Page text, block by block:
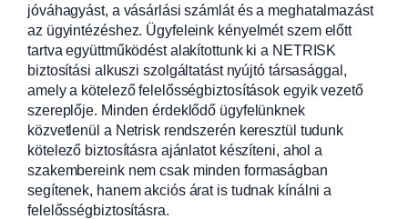
jóváhagyást, a vásárlási számlát és a meghatalmazást
az ügyintézéshez. Ügyfeleink kényelmét szem előtt
tartva együttműködést alakítottunk ki a NETRISK
biztosítási alkuszi szolgáltatást nyújtó társasággal,
amely a kötelező felelősségbiztosítások egyik vezető
szereplője. Minden érdeklődő ügyfelünknek
közvetlenül a Netrisk rendszerén keresztül tudunk
kötelező biztosításra ajánlatot készíteni, ahol a
szakembereink nem csak minden formaságban
segítenek, hanem akciós árat is tudnak kínálni a
felelősségbiztosításra.